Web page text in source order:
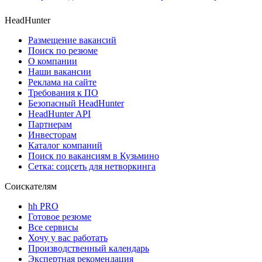
HeadHunter
Размещение вакансий
Поиск по резюме
О компании
Наши вакансии
Реклама на сайте
Требования к ПО
Безопасный HeadHunter
HeadHunter API
Партнерам
Инвесторам
Каталог компаний
Поиск по вакансиям в Кузьмино
Сетка: соцсеть для нетворкинга
Соискателям
hh PRO
Готовое резюме
Все сервисы
Хочу у вас работать
Производственный календарь
Экспертная рекомендация